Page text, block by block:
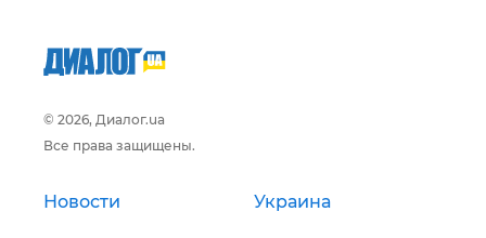
© 2026, Диалог.ua
Все права защищены.
Новости Украина